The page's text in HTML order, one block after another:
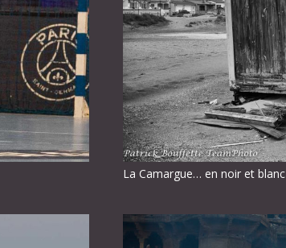
La Camargue… en noir et blanc